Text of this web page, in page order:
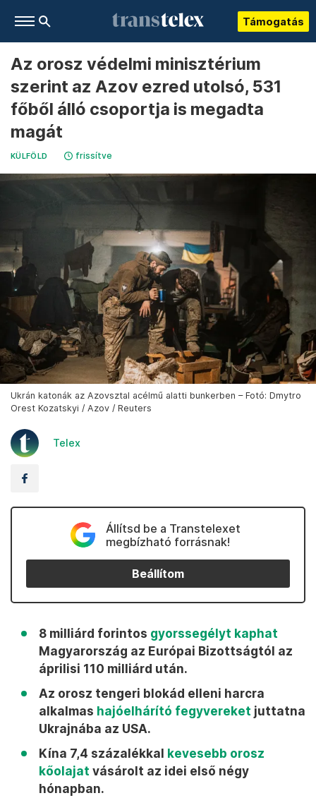
Támogatás
Az orosz védelmi minisztérium
szerint az Azov ezred utolsó, 531
főből álló csoportja is megadta
magát
KÜLFÖLD frissítve
Ukrán katonák az Azovsztal acélmű alatti bunkerben – Fotó: Dmytro
Orest Kozatskyi / Azov / Reuters
Telex
Állítsd be a Transtelexet
megbízható forrásnak!
Beállítom
8 milliárd forintos gyorssegélyt kaphat
Magyarország az Európai Bizottságtól az
áprilisi 110 milliárd után.
Az orosz tengeri blokád elleni harcra
alkalmas hajóelhárító fegyvereket juttatna
Ukrajnába az USA.
Kína 7,4 százalékkal kevesebb orosz
kőolajat vásárolt az idei első négy
hónapban.